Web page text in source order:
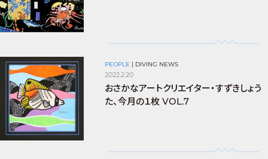
PEOPLE DIVING NEWS
2022.2.20
おさかなアートクリエイター・すずきしょう
た、今月の１枚 VOL.7